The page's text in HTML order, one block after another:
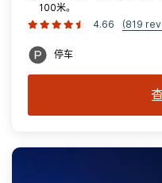
100米。
4.66
(819
停车